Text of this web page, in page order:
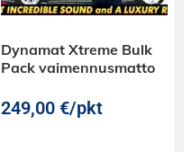
Dynamat Xtreme Bulk
Pack vaimennusmatto
249,00€/pkt